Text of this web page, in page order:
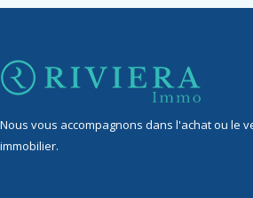
Nous vous accompagnons dans l'achat ou le
immobilier.